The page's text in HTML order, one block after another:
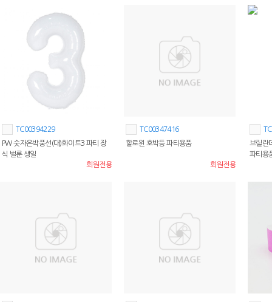
TC00394229
PW 숫자은박풍선(대)화이트3 파티 장
식 벌룬 생일
회원전용
TC00347416
할로윈 호박등 파티용품
회원전용
브릴란
파티용